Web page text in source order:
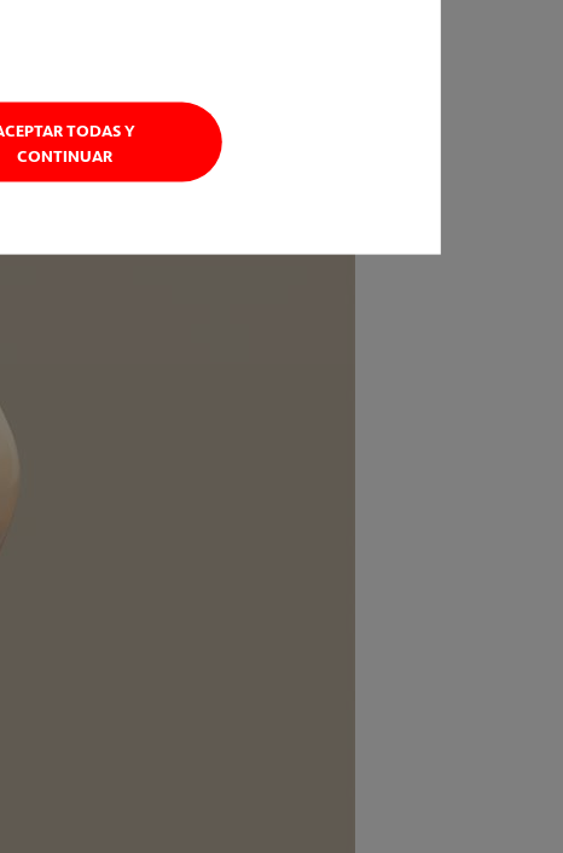
TODAS Y
CONTINUAR
así como a recuperar la movilidad
o industriales.